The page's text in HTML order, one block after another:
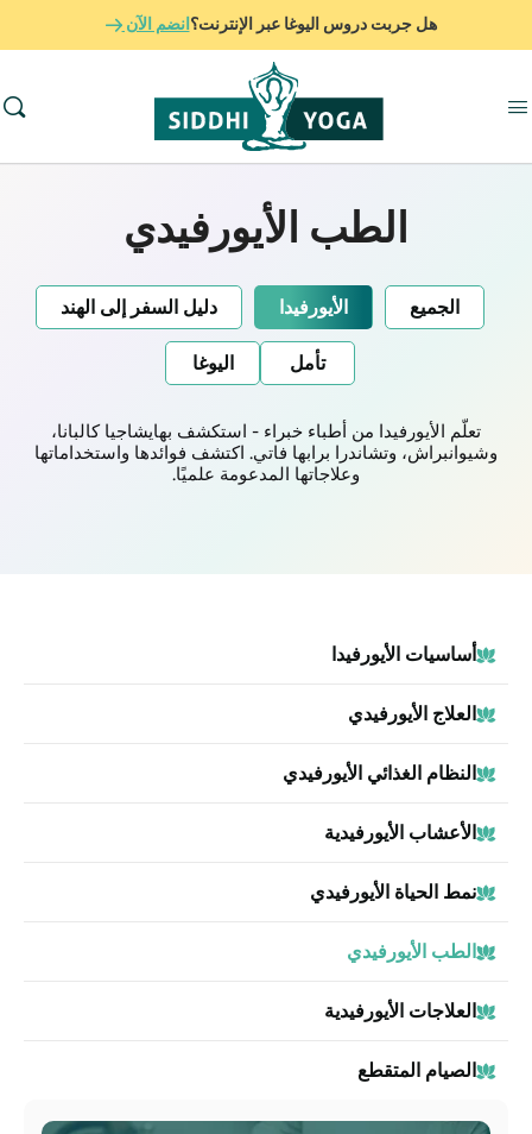
هل جربت دروس اليوغا عبر الإنترنت؟ انضم الآن
الطب الأيورفيدي
الجميع الأيورفيدا دليل السفر إلى الهند
تأمل اليوغا
تعلّم الأيورفيدا من أطباء خبراء - استكشف بهايشاجيا كالبانا،
وشيوانبراش، وتشاندرا برابها فاتي. اكتشف فوائدها واستخداماتها
وعلاجاتها المدعومة علميًا.
أساسيات الأيورفيدا
العلاج الأيورفيدي
النظام الغذائي الأيورفيدي
الأعشاب الأيورفيدية
نمط الحياة الأيورفيدي
الطب الأيورفيدي
العلاجات الأيورفيدية
الصيام المتقطع